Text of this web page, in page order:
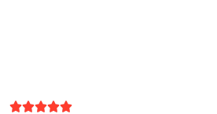
